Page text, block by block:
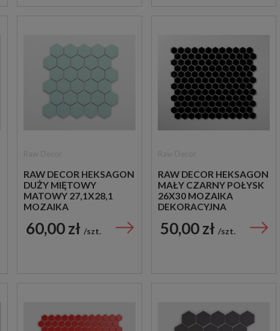
RAW DECOR HEKSAGON
DUŻY MIĘTOWY
MATOWY 27,1X28,1
MOZAIKA
60,00 zł szt.
RAW DECOR HEKSAGON
MAŁY CZARNY POŁYSK
26X30 MOZAIKA
DEKORACYJNA
50,00 zł szt.